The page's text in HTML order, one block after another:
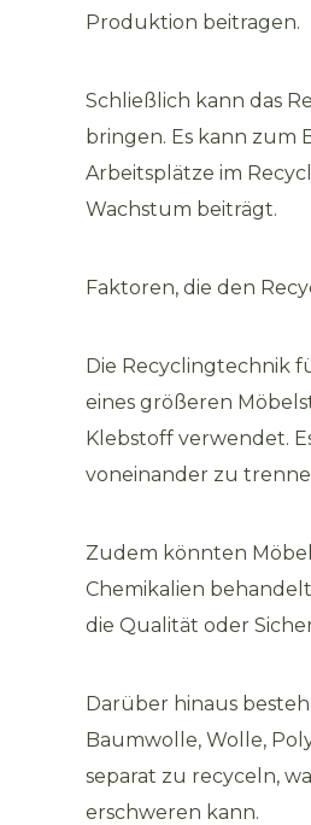
Produktion beitragen.
Schließlich kann das
bringen. Es kann zum
Arbeitsplätze im
Wachstum beiträgt.
Faktoren, die den
Die Recyclingtechnik
eines größeren
Klebstoff verwendet.
voneinander zu
Zudem könnten
Chemikalien
die Qualität oder
Darüber hinaus
Baumwolle, Wolle,
separat zu recyceln,
erschweren kann.